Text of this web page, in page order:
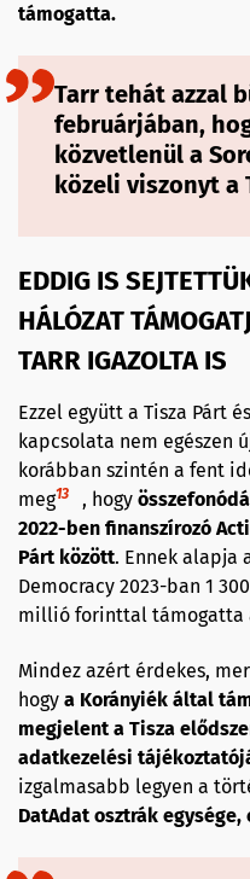
támogatta.
Tarr tehát azzal
februárjában,
közvetlenül a
közeli viszonyt a
EDDIG IS
HÁLÓZAT
TARR IGAZOLTA IS
Ezzel együtt a Tisza Párt
kapcsolata nem egészen
korábban szintén a fent
meg13 , hogy
2022-ben finanszírozó
Párt között. Ennek alapja
Democracy 2023-ban 1
millió forinttal támogatta
Mindez azért érdekes,
hogy a Korányiék által
megjelent a Tisza
adatkezelési
izgalmasabb legyen a
DatAdat osztrák